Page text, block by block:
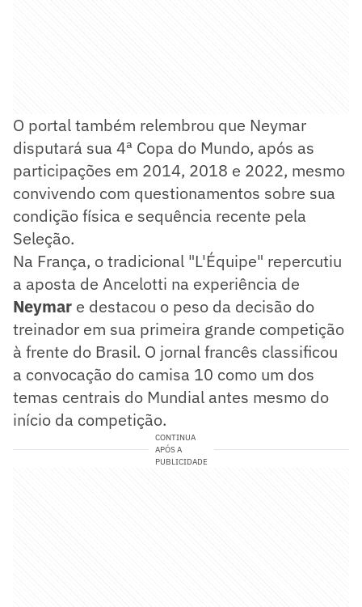
O portal também relembrou que Neymar
disputará sua 4ª Copa do Mundo, após as
participações em 2014, 2018 e 2022, mesmo
convivendo com questionamentos sobre sua
condição física e sequência recente pela
Seleção.
Na França, o tradicional "L'Équipe" repercutiu
a aposta de Ancelotti na experiência de
Neymar e destacou o peso da decisão do
treinador em sua primeira grande competição
à frente do Brasil. O jornal francês classificou
a convocação do camisa 10 como um dos
temas centrais do Mundial antes mesmo do
início da competição.
CONTINUA
APÓS A
PUBLICIDADE